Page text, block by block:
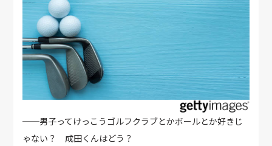
──男子ってけっこうゴルフクラブとかボールとか好きじ
ゃない？ 成田くんはどう？